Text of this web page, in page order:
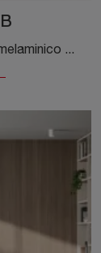
Una ricca gamma di banconi reception in melaminico ti aspetta! Il modello Bancone Reception 07B di Cinquanta3 ti aspetta!